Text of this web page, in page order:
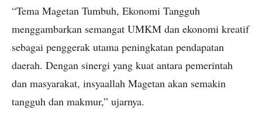
“Tema Magetan Tumbuh, Ekonomi Tangguh
menggambarkan semangat UMKM dan ekonomi kreatif
sebagai penggerak utama peningkatan pendapatan
daerah. Dengan sinergi yang kuat antara pemerintah
dan masyarakat, insyaallah Magetan akan semakin
tangguh dan makmur,” ujarnya.